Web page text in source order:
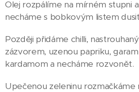
Olej rozpálíme na mírném stupni
necháme s bobkovým listem
Později přidáme chilli,
zázvorem, uzenou papriku,
kardamom a necháme rozvonět.
Upečenou zeleninu rozmačkáme